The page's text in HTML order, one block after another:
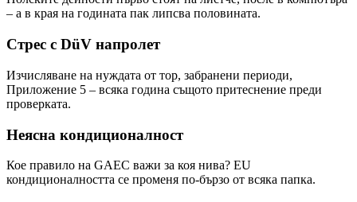
– а в края на годината пак липсва половината.
Стрес с DüV напролет
Изчисляване на нуждата от тор, забранени периоди,
Приложение 5 – всяка година същото притеснение преди
проверката.
Неясна кондиционалност
Кое правило на GAEC важи за коя нива? EU
кондиционалността се променя по-бързо от всяка папка.